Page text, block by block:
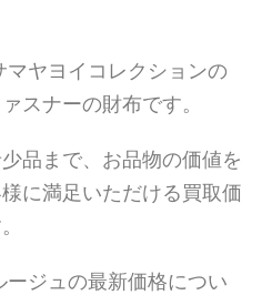
ヤヨイコレクションの
スナーの財布です。
品まで、お品物の価値を
に満足いただける買取価
ジュの最新価格につい